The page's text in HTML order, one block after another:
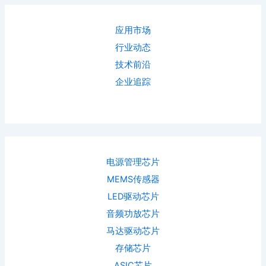
应用市场
行业动态
技术前沿
企业追踪
电源管理芯片
MEMS传感器
LED驱动芯片
音频功放芯片
马达驱动芯片
存储芯片